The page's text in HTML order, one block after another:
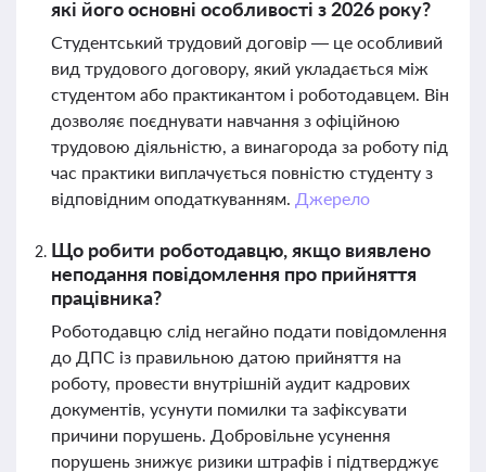
які його основні особливості з 2026 року?
Студентський трудовий договір — це особливий
вид трудового договору, який укладається між
студентом або практикантом і роботодавцем. Він
дозволяє поєднувати навчання з офіційною
трудовою діяльністю, а винагорода за роботу під
час практики виплачується повністю студенту з
відповідним оподаткуванням. Джерело
Що робити роботодавцю, якщо виявлено
неподання повідомлення про прийняття
працівника?
Роботодавцю слід негайно подати повідомлення
до ДПС із правильною датою прийняття на
роботу, провести внутрішній аудит кадрових
документів, усунути помилки та зафіксувати
причини порушень. Добровільне усунення
порушень знижує ризики штрафів і підтверджує